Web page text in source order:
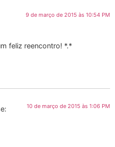
9 de março de 2015 às 10:54 PM
feliz reencontro! *.*
10 de março de 2015 às 1:06 PM